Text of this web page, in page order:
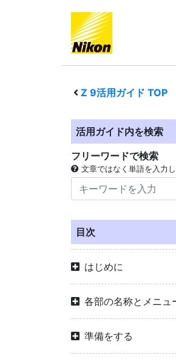
Z 9活用ガイド TOP
活用ガイド内を検索
フリーワードで検索
文章ではなく単語を入力し
目次
はじめに
各部の名称とメニュ
準備をする